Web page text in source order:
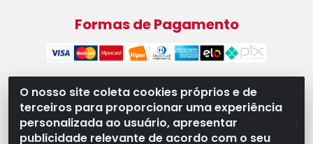
O nosso site coleta cookies próprios e de
terceiros para proporcionar uma experiência
personalizada ao usuário, apresentar
publicidade relevante de acordo com o seu
Formas de Pagamento
WB Componentes Automotivos LTDA - CNPJ
08.528.393/0001-12 - Rua do Níquel, 667 - Parque
Oeste Industrial, Goiânia/GO - CEP 74375-660